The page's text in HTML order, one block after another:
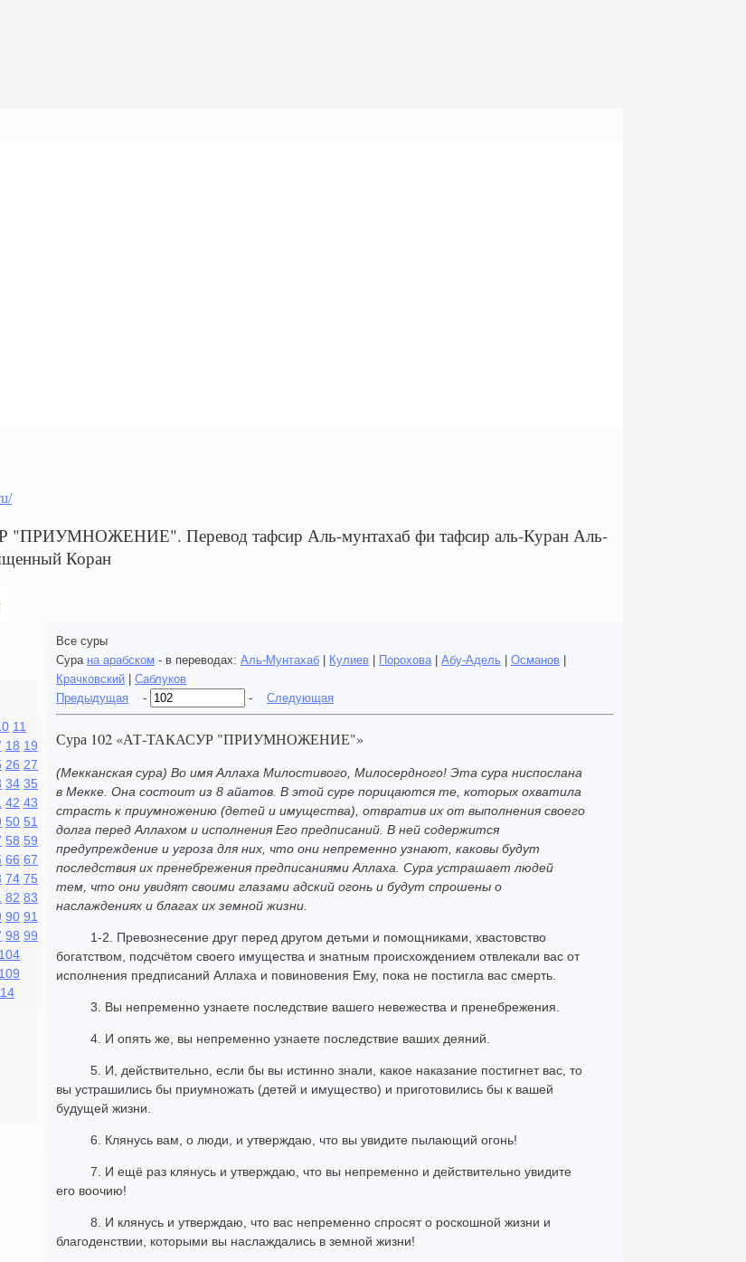
Перевод тафсир Аль-мунтахаб фи тафсир аль-Куран Аль-
Коран
11
18 19
26 27
34 35
42 43
50 51
58 59
66 67
74 75
82 83
90 91
98 99
104
109
Все суры
Сура на арабском - в переводах: Аль-Мунтахаб | Кулиев | Порохова | Абу-Адель | Османов |
Крачковский | Саблуков
Предыдущая - - Следующая
Сура 102 «АТ-ТАКАСУР "ПРИУМНОЖЕНИЕ"»
(Мекканская сура) Во имя Аллаха Милостивого, Милосердного! Эта сура ниспослана
в Мекке. Она состоит из 8 айатов. В этой суре порицаются те, которых охватила
страсть к приумножению (детей и имущества), отвратив их от выполнения своего
долга перед Аллахом и исполнения Его предписаний. В ней содержится
предупреждение и угроза для них, что они непременно узнают, каковы будут
последствия их пренебрежения предписаниями Аллаха. Сура устрашает людей
тем, что они увидят своими глазами адский огонь и будут спрошены о
наслаждениях и благах их земной жизни.
1-2. Превознесение друг перед другом детьми и помощниками, хвастовство
богатством, подсчётом своего имущества и знатным происхождением отвлекали вас от
исполнения предписаний Аллаха и повиновения Ему, пока не постигла вас смерть.
3. Вы непременно узнаете последствие вашего невежества и пренебрежения.
4. И опять же, вы непременно узнаете последствие ваших деяний.
5. И, действительно, если бы вы истинно знали, какое наказание постигнет вас, то
вы устрашились бы приумножать (детей и имущество) и приготовились бы к вашей
будущей жизни.
6. Клянусь вам, о люди, и утверждаю, что вы увидите пылающий огонь!
7. И ещё раз клянусь и утверждаю, что вы непременно и действительно увидите
его воочию!
8. И клянусь и утверждаю, что вас непременно спросят о роскошной жизни и
благоденствии, которыми вы наслаждались в земной жизни!